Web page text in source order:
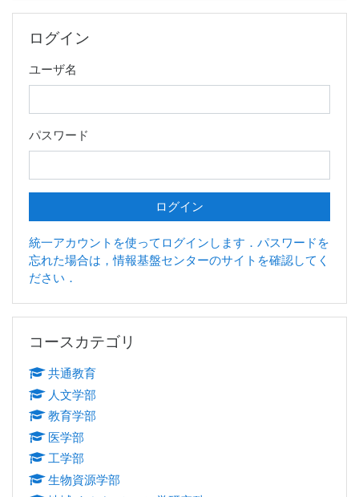
ログイン
ユーザ名
パスワード
統一アカウントを使ってログインします．パスワードを
忘れた場合は，情報基盤センターのサイトを確認してく
ださい．
コースカテゴリ
共通教育
人文学部
教育学部
医学部
工学部
生物資源学部